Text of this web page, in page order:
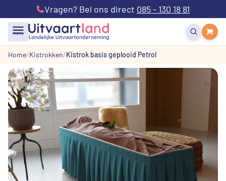
Vragen? Bel ons direct 085 - 130 18 81
menu
Home Kistrokken Kistrok basis geplooid Petrol